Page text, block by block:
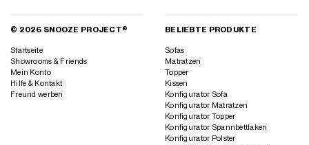
© 2026 SNOOZE PROJECT®
Startseite
Showrooms & Friends
Mein Konto
Hilfe & Kontakt
Freund werben
BELIEBTE PRODUKTE
Sofas
Matratzen
Topper
Kissen
Konfigurator Sofa
Konfigurator Matratzen
Konfigurator Topper
Konfigurator Spannbettlaken
Konfigurator Polster